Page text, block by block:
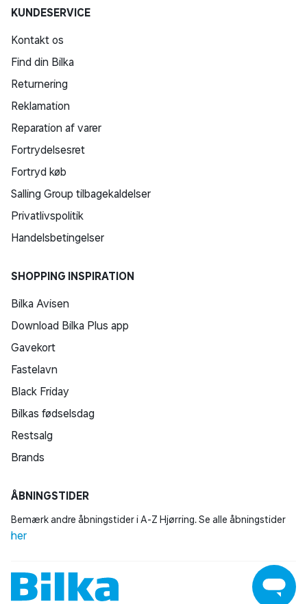
KUNDESERVICE
Kontakt os
Find din Bilka
Returnering
Reklamation
Reparation af varer
Fortrydelsesret
Fortryd køb
Salling Group tilbagekaldelser
Privatlivspolitik
Handelsbetingelser
SHOPPING INSPIRATION
Bilka Avisen
Download Bilka Plus app
Gavekort
Fastelavn
Black Friday
Bilkas fødselsdag
Restsalg
Brands
ÅBNINGSTIDER
Bemærk andre åbningstider i A-Z Hjørring. Se alle åbningstider
her